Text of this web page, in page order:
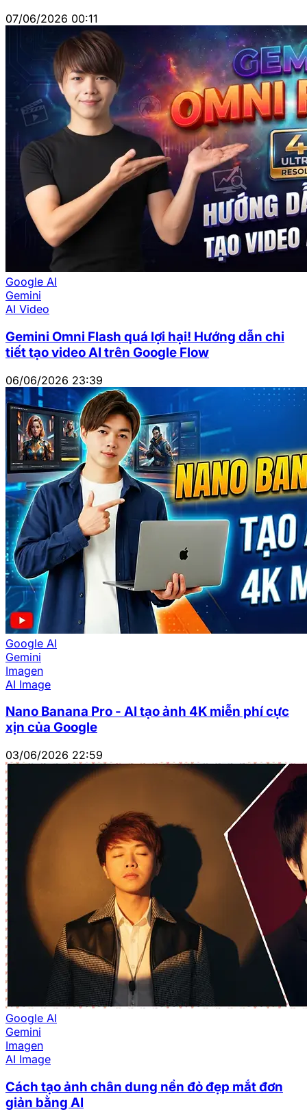
07/06/2026 00:11
Google AI
Gemini
AI Video
Gemini Omni Flash quá lợi hại! Hướng dẫn chi
tiết tạo video AI trên Google Flow
06/06/2026 23:39
Google AI
Gemini
Imagen
AI Image
Nano Banana Pro - AI tạo ảnh 4K miễn phí cực
xịn của Google
03/06/2026 22:59
Google AI
Gemini
Imagen
AI Image
Cách tạo ảnh chân dung nền đỏ đẹp mắt đơn
giản bằng AI